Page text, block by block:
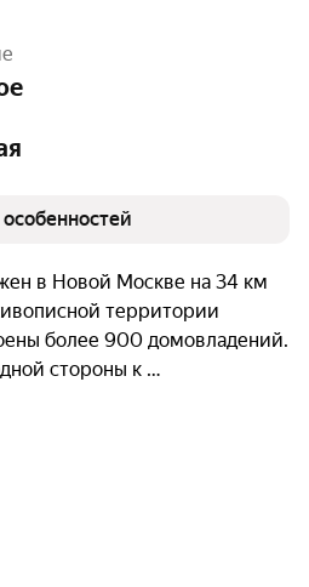
территории
более 900 домовладений.
стороны к